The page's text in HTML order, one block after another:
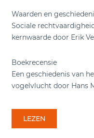
Waarden en
Sociale
kernwaarde door Erik
Boekrecensie
Een geschiedenis van
vogelvlucht door Hans
LEZEN